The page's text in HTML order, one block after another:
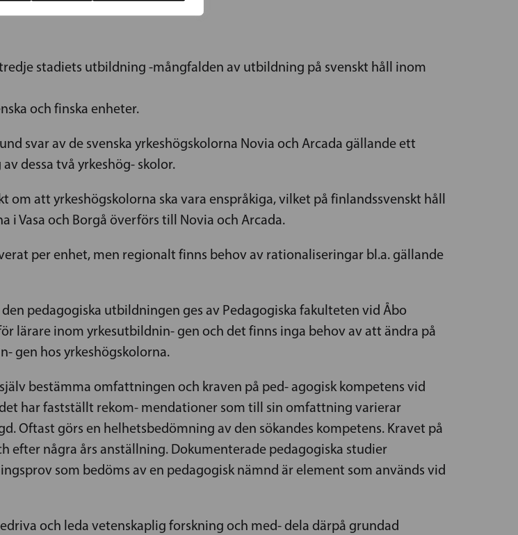
stadiets utbildning -mångfalden av utbildning på svenskt håll inom
och finska enheter.
svar av de svenska yrkeshögskolorna Novia och Arcada gällande ett
dessa två yrkeshög- skolor.
att yrkeshögskolorna ska vara enspråkiga, vilket på finlandssvenskt håll
i Vasa och Borgå överförs till Novia och Arcada.
per enhet, men regionalt finns behov av rationaliseringar bl.a. gällande
pedagogiska utbildningen ges av Pedagogiska fakulteten vid Åbo
lärare inom yrkesutbildnin- gen och det finns inga behov av att ändra på
gen hos yrkeshögskolorna.
bestämma omfattningen och kraven på ped- agogisk kompetens vid
har fastställt rekom- mendationer som till sin omfattning varierar
Oftast görs en helhetsbedömning av den sökandes kompetens. Kravet på
några års anställning. Dokumenterade pedagogiska studier
som bedöms av en pedagogisk nämnd är element som används vid
och leda vetenskaplig forskning och med- dela därpå grundad